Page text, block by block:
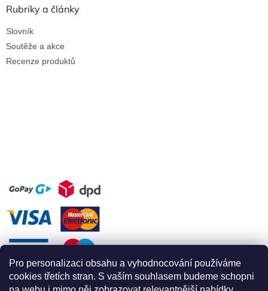
Pro personalizaci obsahu a vyhodnocování používáme
cookies třetích stran. S vaším souhlasem budeme schopni
Rubriky a články
Slovník
Soutěže a akce
Recenze produktů